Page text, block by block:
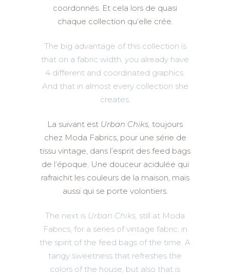
coordonnés. Et cela lors de quasi
chaque collection qu’elle crée.
The big advantage of this collection is
that on a fabric width, you already have
4 different and coordinated graphics.
And that in almost every collection she
creates.
La suivant est Urban Chiks, toujours
chez Moda Fabrics, pour une série de
tissu vintage, dans l’esprit des feed bags
de l’époque. Une douceur acidulée qui
rafraichit les couleurs de la maison, mais
aussi qui se porte volontiers.
The next is Urban Chiks, still at Moda
Fabrics, for a series of vintage fabric, in
the spirit of the feed bags of the time. A
tangy sweetness that refreshes the
colors of the house, but also that is